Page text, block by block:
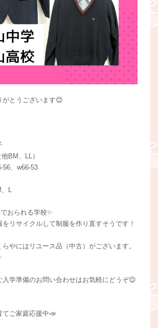
がとうございます😊
BM、LL）
、w66-53
L
おられる学校✨
リサイクルして制服を作り直すそうです！
やにはリユース品（中古）がございます。
入学準備のお問い合わせはお気軽にどうぞ😌
てご家庭応援中📣